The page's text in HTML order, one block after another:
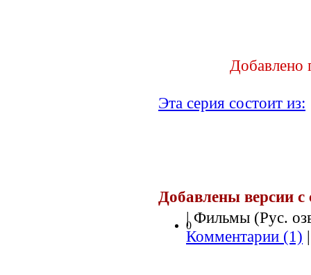
Добавлено
Эта серия состоит из:
Добавлены версии
0
| Фильмы (Рус.
Комментарии (1) |